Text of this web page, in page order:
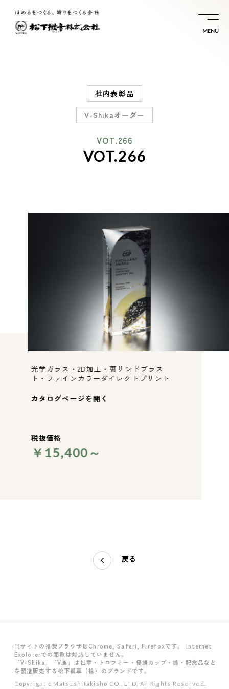
社内表彰品
V-Shikaオーダー
VOT.266
VOT.266
光学ガラス・2D加工・裏サンドブラス
ト・ファインカラーダイレクトプリント
カタログページを開く
税抜価格
￥15,400～
戻る
当サイトの推奨ブラウザはChrome, Safari, Firefoxです。 Internet
Explorerでの閲覧は対応していません。
「V-Shika」「V鹿」は社章・トロフィー・優勝カップ・楯・記念品など
を製造販売する松下徽章（株）のブランドです。
Copyright c Matsushitakisho CO., LTD, All Rights Reserved.